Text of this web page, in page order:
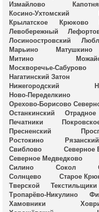
Измайлово
Капотня
Косино-Ухтомский
Крылатское
Крюково
Левобережный
Лосиноостровский
Марьино
Матушкино
Митино
Москворечье-Сабурово
Нагатинский Затон
Нижегородский
Ново-Переделкино
Орехово-Борисово
Останкинский
Отрадное
Печатники
Пресненский
Ростокино
Рязанский
Свиблово
Северное
Северное Медведково
Силино
Сокол
Солнцево
Старое
Тверской
Текстильщики
Тропарёво-Никулино
Хамовники